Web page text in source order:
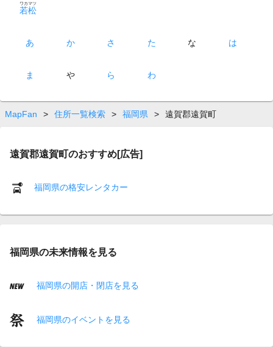
若松
ワカマツ
あ か さ た な は
ま や ら わ
MapFan > 住所一覧検索 > 福岡県 > 遠賀郡遠賀町
遠賀郡遠賀町のおすすめ[広告]
福岡県の格安レンタカー
福岡県の未来情報を見る
福岡県の開店・閉店を見る
福岡県のイベントを見る